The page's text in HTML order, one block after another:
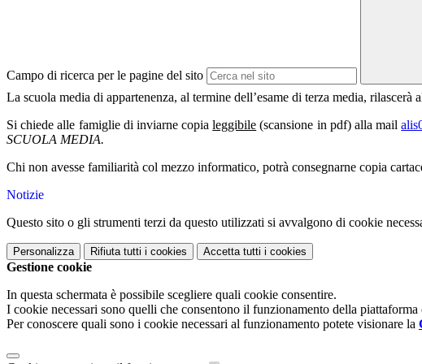
Campo di ricerca per le pagine del sito
La scuola media di appartenenza, al termine dell’esame di terza media,
Si chiede alle famiglie di inviarne copialeggibile (scansione in pdf) alla mail
SCUOLA MEDIA.
Chi non avesse familiarità col mezzo informatico, potrà consegnarne copia
Notizie
Questo sito o gli strumenti terzi da questo utilizzati si avvalgono di cookie
Personalizza Rifiuta tutti i cookies Accetta tutti i cookies
Gestione cookie
In questa schermata è possibile scegliere quali cookie consentire.
I cookie necessari sono quelli che consentono il funzionamento della
Per conoscere quali sono i cookie necessari al funzionamento potete visionare la